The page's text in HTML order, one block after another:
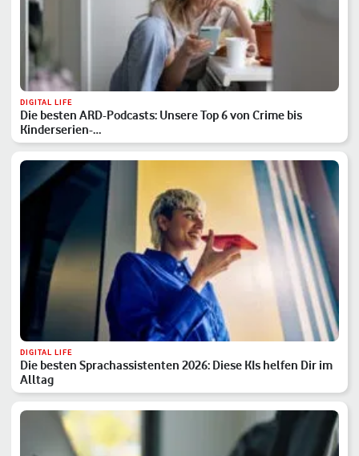
DIGITAL LIFE
Die besten ARD-Podcasts: Unsere Top 6 von Crime bis
Kinderserien-…
DIGITAL LIFE
Die besten Sprachassistenten 2026: Diese KIs helfen Dir im
Alltag